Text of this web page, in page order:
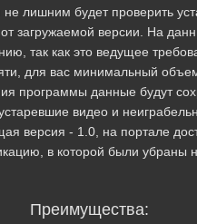
лишним будет проверить
загружаемой версии. На
так как это ведущее
для вас минимальный
программы данные будут
видео и
версия - 1.0, на портале
в которой были убраны
Преимущества: